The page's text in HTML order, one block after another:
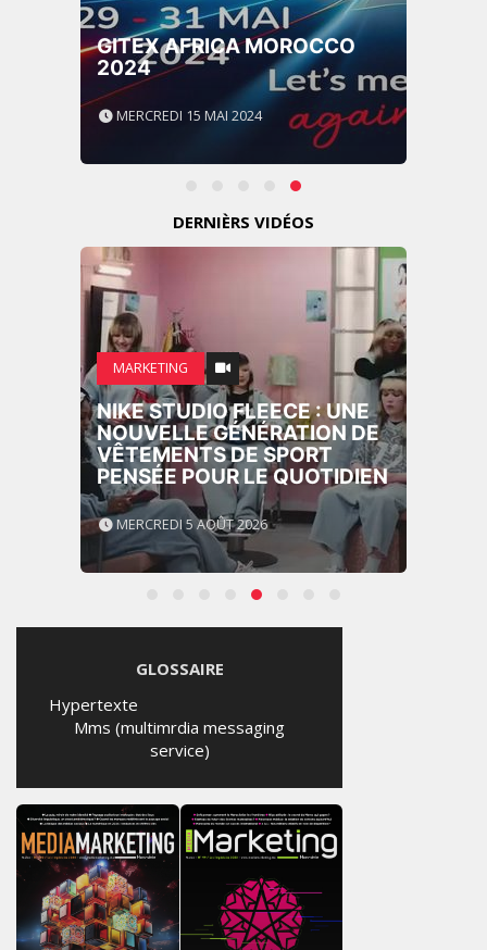
GITEX AFRICA MOROCCO
2024
MERCREDI 15 MAI 2024
DERNIÈRS VIDÉOS
MARKETING
NIKE STUDIO FLEECE : UNE
NOUVELLE GÉNÉRATION DE
VÊTEMENTS DE SPORT
PENSÉE POUR LE QUOTIDIEN
MERCREDI 5 AOÛT 2026
GLOSSAIRE
Hypertexte
Mms (multimrdia messaging
service)